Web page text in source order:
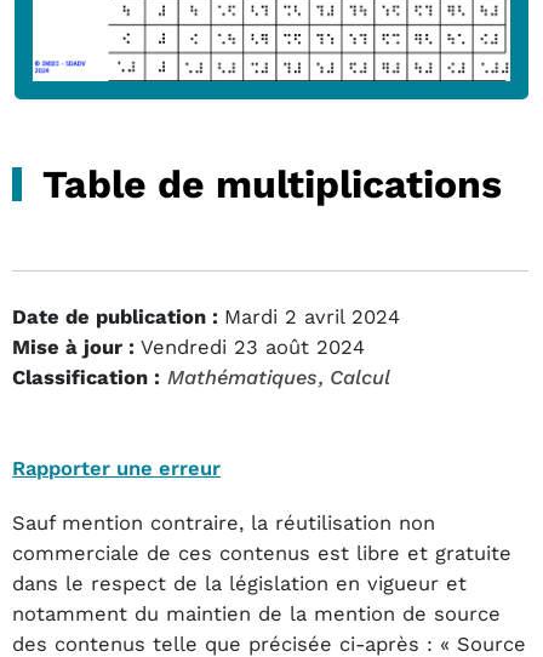
Table de multiplications
Date de publication : Mardi 2 avril 2024
Mise à jour : Vendredi 23 août 2024
Classification : Mathématiques, Calcul
Rapporter une erreur
Sauf mention contraire, la réutilisation non
commerciale de ces contenus est libre et gratuite
dans le respect de la législation en vigueur et
notamment du maintien de la mention de source
des contenus telle que précisée ci-après : « Source